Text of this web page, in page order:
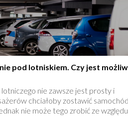
pod lotniskiem. Czy jest
nie zawsze jest prosty i
chciałoby zostawić samochód
nie może tego zrobić ze względu